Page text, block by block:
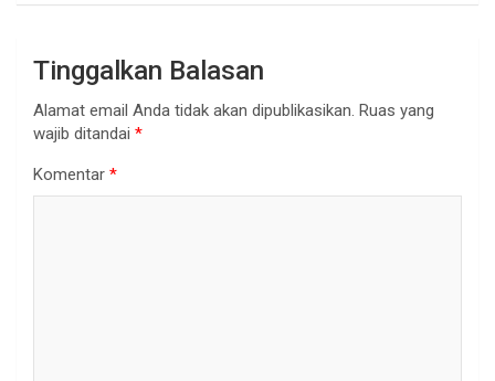
Tinggalkan Balasan
Alamat email Anda tidak akan dipublikasikan. Ruas yang
wajib ditandai *
Komentar *